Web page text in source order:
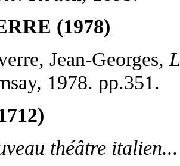
(1978)
Jean-Georges,
1978. pp.351.
théâtre italien...